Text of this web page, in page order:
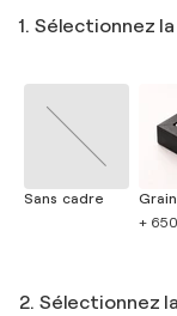
1. Sélectionnez
Sans cadre
+
2. Sélectionnez